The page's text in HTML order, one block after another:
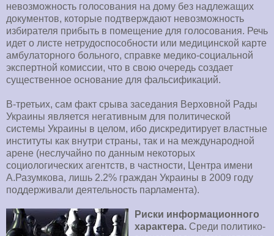
невозможность голосования на дому без надлежащих
документов, которые подтверждают невозможность
избирателя прибыть в помещение для голосования. Речь
идет о листе нетрудоспособности или медицинской карте
амбулаторного больного, справке медико-социальной
экспертной комиссии, что в свою очередь создает
существенное основание для фальсификаций.
В-третьих, сам факт срыва заседания Верховной Рады
Украины является негативным для политической
системы Украины в целом, ибо дискредитирует властные
институты как внутри страны, так и на международной
арене (неслучайно по данным некоторых
социологических агентств, в частности, Центра имени
А.Разумкова, лишь 2.2% граждан Украины в 2009 году
поддерживали деятельность парламента).
Риски информационного
характера. Среди политико-